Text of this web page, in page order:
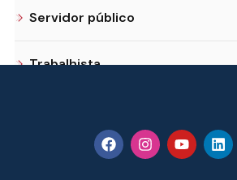
Servidor público
Trabalhista